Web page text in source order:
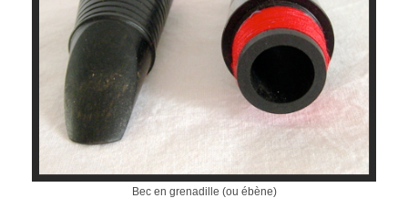
Bec en grenadille (ou ébène)